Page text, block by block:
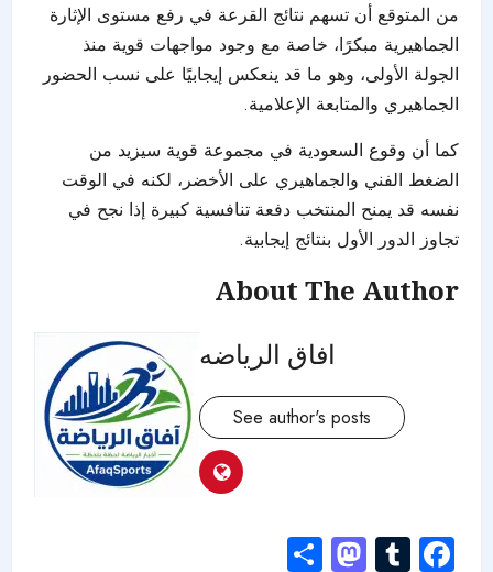
من المتوقع أن تسهم نتائج القرعة في رفع مستوى الإثارة
الجماهيرية مبكرًا، خاصة مع وجود مواجهات قوية منذ
الجولة الأولى، وهو ما قد ينعكس إيجابيًا على نسب الحضور
الجماهيري والمتابعة الإعلامية.
كما أن وقوع السعودية في مجموعة قوية سيزيد من
الضغط الفني والجماهيري على الأخضر، لكنه في الوقت
نفسه قد يمنح المنتخب دفعة تنافسية كبيرة إذا نجح في
تجاوز الدور الأول بنتائج إيجابية.
About The Author
افاق الرياضه
See author's posts
Facebook
Tumblr
Mastodon